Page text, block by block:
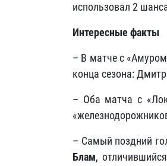
использовал 2
Интересные факты
– В матче с
конца сезона:
– Оба матча с
– Самый поздний
Блам,